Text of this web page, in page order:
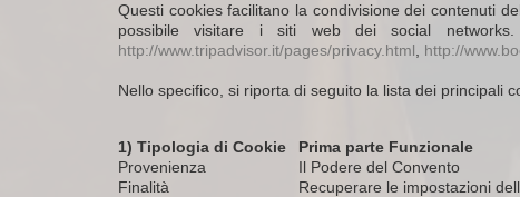
Questi cookies facilitano la condivisione dei contenuti
possibile visitare i siti web dei social
http://www.tripadvisor.it/pages/privacy.html
http://
Nello specifico, si riporta di seguito la lista dei principali
1) Tipologia di Cookie
Prima parte Funzionale
Provenienza
Il Podere del Convento
Finalità
Recuperare le impostazioni